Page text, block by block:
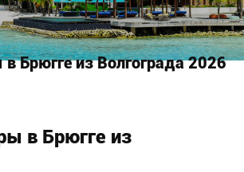
Брюгге из Волгограда 2026
в Брюгге из